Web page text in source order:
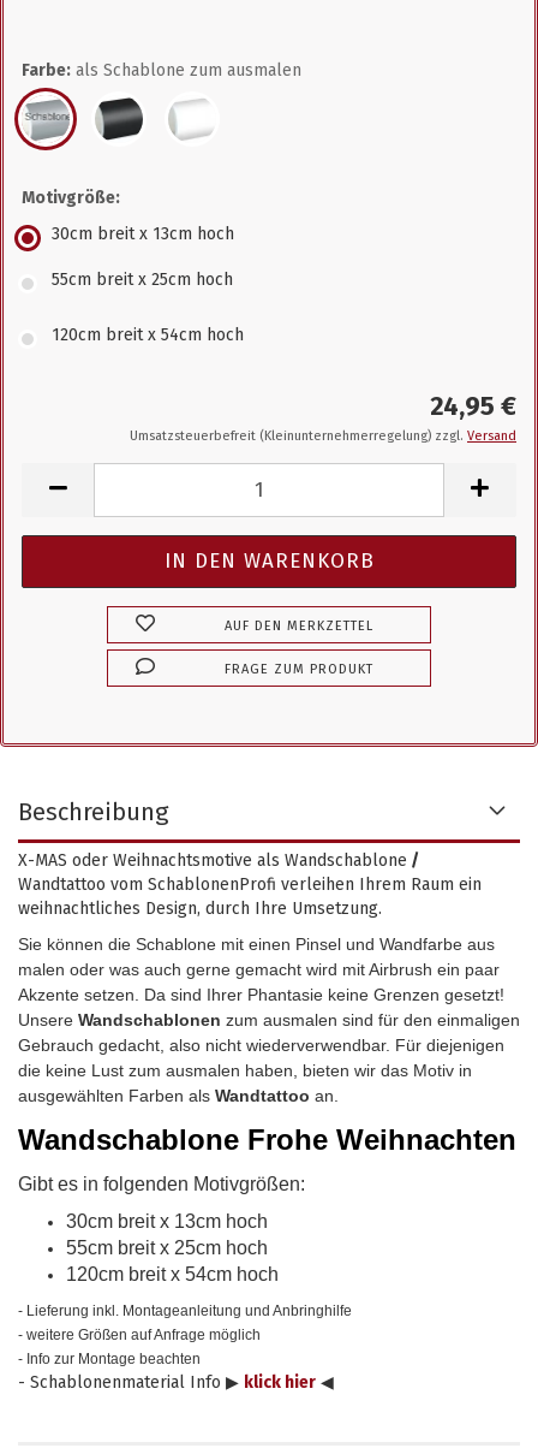
Farbe: als Schablone zum ausmalen
Motivgröße:
30cm breit x 13cm hoch
55cm breit x 25cm hoch
120cm breit x 54cm hoch
24,95 €
Umsatzsteuerbefreit (Kleinunternehmerregelung) zzgl. Versand
AUF DEN MERKZETTEL
FRAGE ZUM PRODUKT
Beschreibung
X-MAS oder Weihnachtsmotive als Wandschablone /
Wandtattoo vom SchablonenProfi verleihen Ihrem Raum ein
weihnachtliches Design, durch Ihre Umsetzung.
Sie können die Schablone mit einen Pinsel und Wandfarbe aus
malen oder was auch gerne gemacht wird mit Airbrush ein paar
Akzente setzen. Da sind Ihrer Phantasie keine Grenzen gesetzt!
Unsere Wandschablonen zum ausmalen sind für den einmaligen
Gebrauch gedacht, also nicht wiederverwendbar. Für diejenigen
die keine Lust zum ausmalen haben, bieten wir das Motiv in
ausgewählten Farben als Wandtattoo an.
Wandschablone Frohe Weihnachten
Gibt es in folgenden Motivgrößen:
30cm breit x 13cm hoch
55cm breit x 25cm hoch
120cm breit x 54cm hoch
- Lieferung inkl. Montageanleitung und Anbringhilfe
- weitere Größen auf Anfrage möglich
- Info zur Montage beachten
- Schablonenmaterial Info ▶ klick hier ◀